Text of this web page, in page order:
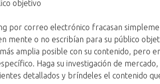
objetivo
por correo electrónico fracasan
mente o no escribían para su público
amplia posible con su contenido, pero
Haga su investigación de
detallados y bríndeles el contenido